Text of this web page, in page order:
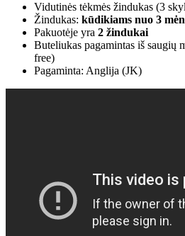
Vidutinės tėkmės žindukas (3
Žindukas: kūdikiams nuo 3
Pakuotėje yra 2 žindukai
Buteliukas pagamintas iš saugių
free)
Pagaminta: Anglija (JK)